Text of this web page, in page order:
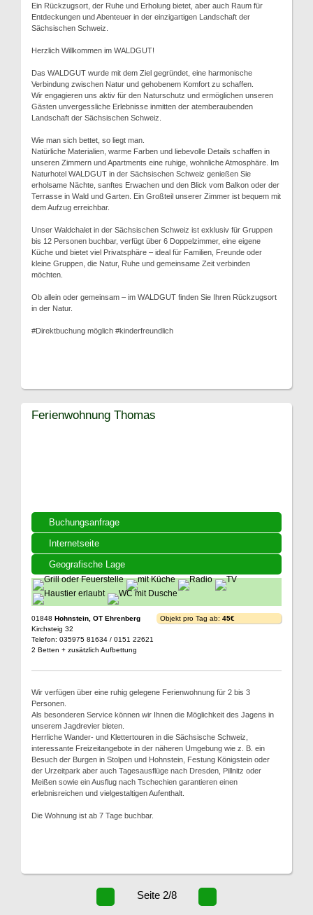
Ein Rückzugsort, der Ruhe und Erholung bietet, aber auch Raum für
Entdeckungen und Abenteuer in der einzigartigen Landschaft der
Sächsischen Schweiz.
Herzlich Willkommen im WALDGUT!
Das WALDGUT wurde mit dem Ziel gegründet, eine harmonische
Verbindung zwischen Natur und gehobenem Komfort zu schaffen.
Wir engagieren uns aktiv für den Naturschutz und ermöglichen unseren
Gästen unvergessliche Erlebnisse inmitten der atemberaubenden
Landschaft der Sächsischen Schweiz.
Wie man sich bettet, so liegt man.
Natürliche Materialien, warme Farben und liebevolle Details schaffen in
unseren Zimmern und Apartments eine ruhige, wohnliche Atmosphäre. Im
Naturhotel WALDGUT in der Sächsischen Schweiz genießen Sie
erholsame Nächte, sanftes Erwachen und den Blick vom Balkon oder der
Terrasse in Wald und Garten. Ein Großteil unserer Zimmer ist bequem mit
dem Aufzug erreichbar.
Unser Waldchalet in der Sächsischen Schweiz ist exklusiv für Gruppen
bis 12 Personen buchbar, verfügt über 6 Doppelzimmer, eine eigene
Küche und bietet viel Privatsphäre – ideal für Familien, Freunde oder
kleine Gruppen, die Natur, Ruhe und gemeinsame Zeit verbinden
möchten.
Ob allein oder gemeinsam – im WALDGUT finden Sie Ihren Rückzugsort
in der Natur.
#Direktbuchung möglich #kinderfreundlich
Buchungsanfrage
Internetseite
Geografische Lage
Ferienwohnung Thomas
01848 Hohnstein, OT Ehrenberg
Kirchsteig 32
Telefon: 035975 81634 / 0151 22621
2 Betten + zusätzlich Aufbettung
Objekt pro Tag ab: 45€
Wir verfügen über eine ruhig gelegene Ferienwohnung für 2 bis 3
Personen.
Als besonderen Service können wir Ihnen die Möglichkeit des Jagens in
unserem Jagdrevier bieten.
Herrliche Wander- und Klettertouren in die Sächsische Schweiz,
interessante Freizeitangebote in der näheren Umgebung wie z. B. ein
Besuch der Burgen in Stolpen und Hohnstein, Festung Königstein oder
der Urzeitpark aber auch Tagesausflüge nach Dresden, Pillnitz oder
Meißen sowie ein Ausflug nach Tschechien garantieren einen
erlebnisreichen und vielgestaltigen Aufenthalt.
Die Wohnung ist ab 7 Tage buchbar.
Seite 2/8